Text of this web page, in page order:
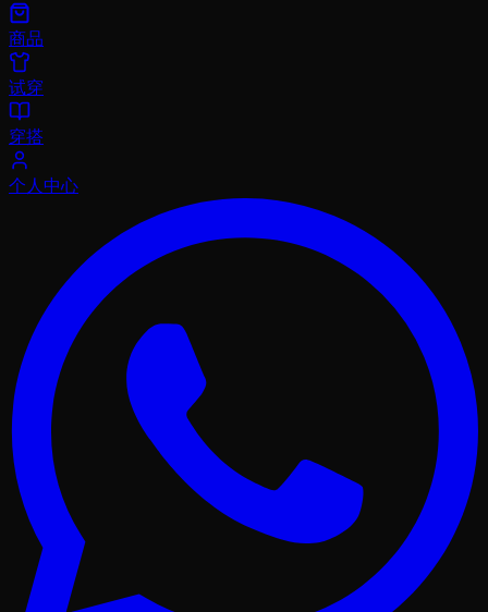
商品
试穿
穿搭
个人中心